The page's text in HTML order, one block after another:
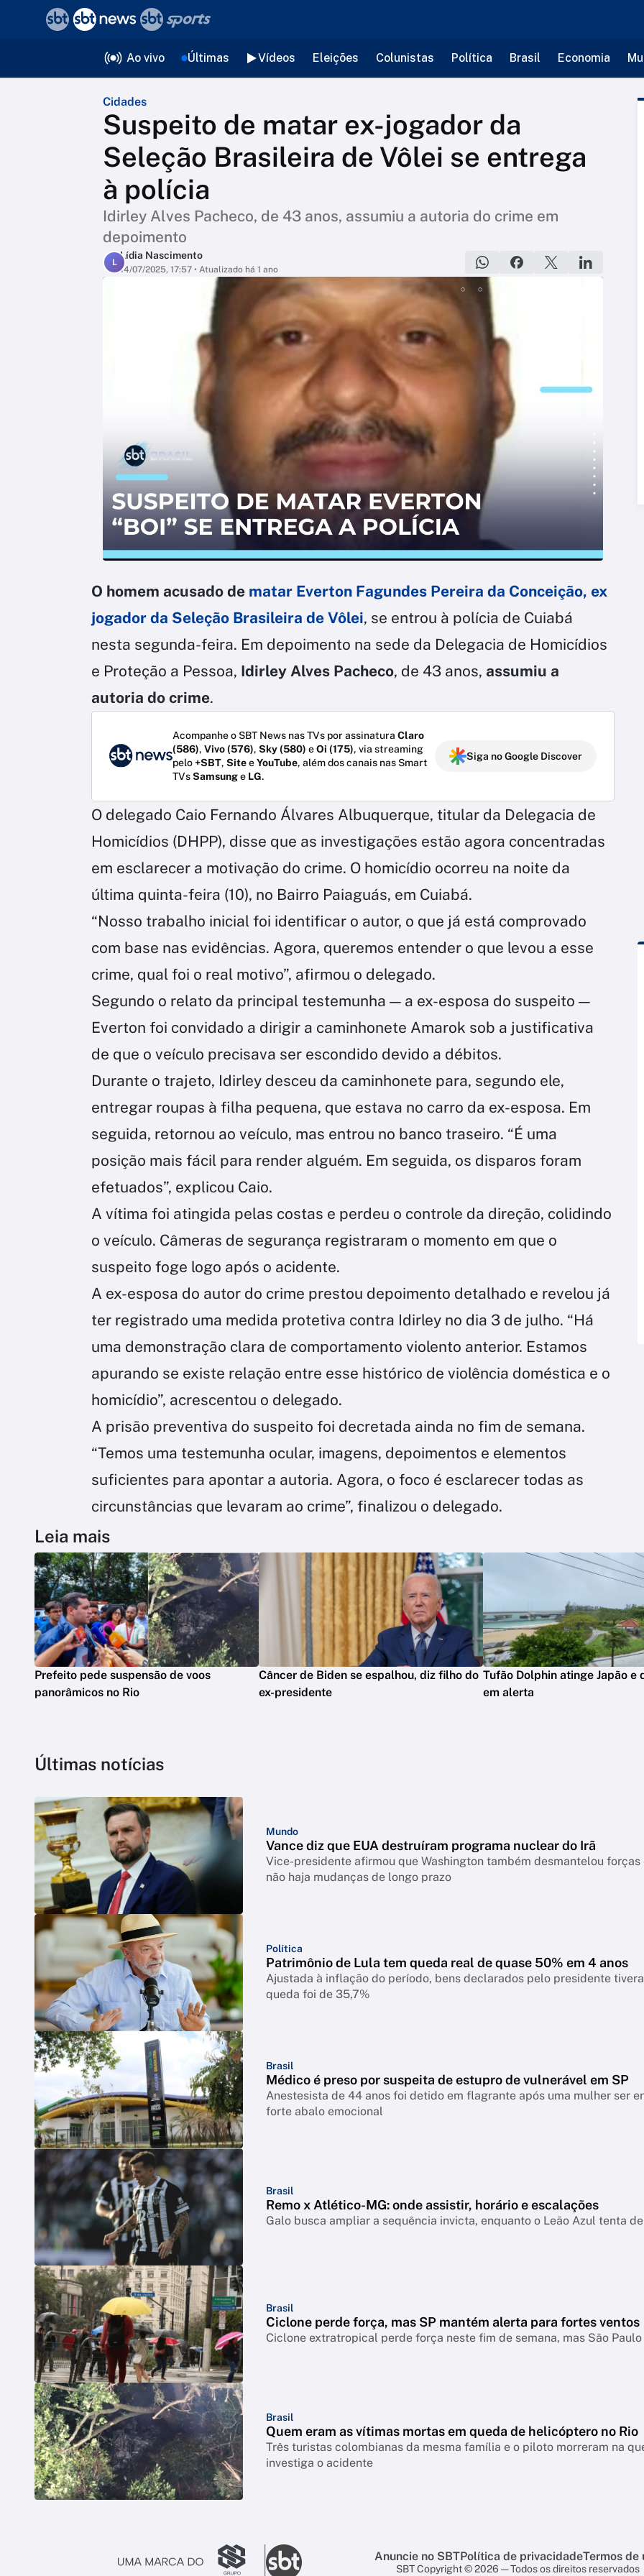
Ao vivo Últimas Vídeos Eleições Colunistas Política Brasil Economia
Cidades
Suspeito de matar ex-jogador da
Seleção Brasileira de Vôlei se entrega
à polícia
Idirley Alves Pacheco, de 43 anos, assumiu a autoria do crime em
depoimento
L
Lídia Nascimento
14/07/2025, 17:57 • Atualizado há 1 ano
O homem acusado de matar Everton Fagundes Pereira da Conceição, ex
jogador da Seleção Brasileira de Vôlei, se entrou à polícia de Cuiabá
nesta segunda-feira. Em depoimento na sede da Delegacia de Homicídios
e Proteção a Pessoa, Idirley Alves Pacheco, de 43 anos, assumiu a
autoria do crime.
Acompanhe o SBT News nas TVs por assinatura Claro
(586), Vivo (576), Sky (580) eOi (175), via streaming
pelo+SBT, SiteeYouTube, além dos canais nas Smart
TVsSamsunge LG.
Siga no Google Discover
O delegado Caio Fernando Álvares Albuquerque, titular da Delegacia de
Homicídios (DHPP), disse que as investigações estão agora concentradas
em esclarecer a motivação do crime. O homicídio ocorreu na noite da
última quinta-feira (10), no Bairro Paiaguás, em Cuiabá.
“Nosso trabalho inicial foi identificar o autor, o que já está comprovado
com base nas evidências. Agora, queremos entender o que levou a esse
crime, qual foi o real motivo”, afirmou o delegado.
Segundo o relato da principal testemunha — a ex-esposa do suspeito —
Everton foi convidado a dirigir a caminhonete Amarok sob a justificativa
de que o veículo precisava ser escondido devido a débitos.
Durante o trajeto, Idirley desceu da caminhonete para, segundo ele,
entregar roupas à filha pequena, que estava no carro da ex-esposa. Em
seguida, retornou ao veículo, mas entrou no banco traseiro. “É uma
posição mais fácil para render alguém. Em seguida, os disparos foram
efetuados”, explicou Caio.
A vítima foi atingida pelas costas e perdeu o controle da direção, colidindo
o veículo. Câmeras de segurança registraram o momento em que o
suspeito foge logo após o acidente.
A ex-esposa do autor do crime prestou depoimento detalhado e revelou já
ter registrado uma medida protetiva contra Idirley no dia 3 de julho. “Há
uma demonstração clara de comportamento violento anterior. Estamos
apurando se existe relação entre esse histórico de violência doméstica e o
homicídio”, acrescentou o delegado.
A prisão preventiva do suspeito foi decretada ainda no fim de semana.
“Temos uma testemunha ocular, imagens, depoimentos e elementos
suficientes para apontar a autoria. Agora, o foco é esclarecer todas as
circunstâncias que levaram ao crime”, finalizou o delegado.
Leia mais
Prefeito pede suspensão de voos
panorâmicos no Rio
Câncer de Biden se espalhou, diz filho do
ex-presidente
Tufão Dolphin atinge Japão e
em alerta
Últimas notícias
Mundo
Vance diz que EUA destruíram programa nuclear do Irã
Vice-presidente afirmou que Washington também desmantelou
não haja mudanças de longo prazo
Política
Patrimônio de Lula tem queda real de quase 50% em 4 anos
Ajustada à inflação do período, bens declarados pelo presidente
queda foi de 35,7%
Brasil
Médico é preso por suspeita de estupro de vulnerável em SP
Anestesista de 44 anos foi detido em flagrante após uma mulher ser
forte abalo emocional
Brasil
Remo x Atlético-MG: onde assistir, horário e escalações
Galo busca ampliar a sequência invicta, enquanto o Leão Azul tenta
Brasil
Ciclone perde força, mas SP mantém alerta para fortes ventos
Ciclone extratropical perde força neste fim de semana, mas São
Brasil
Quem eram as vítimas mortas em queda de helicóptero no Rio
Três turistas colombianas da mesma família e o piloto morreram na
investiga o acidente
Anuncie no SBTPolítica de privacidadeTermos de
SBT Copyright © 2026 — Todos os direitos reservados
voltar
Editorias